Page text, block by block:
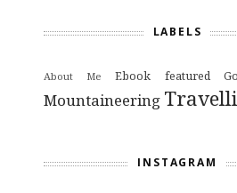
LABELS
About Me Ebook featured
Mountaineering
INSTAGRAM